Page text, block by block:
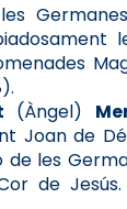
(Àngel)
Joan de
de les
de